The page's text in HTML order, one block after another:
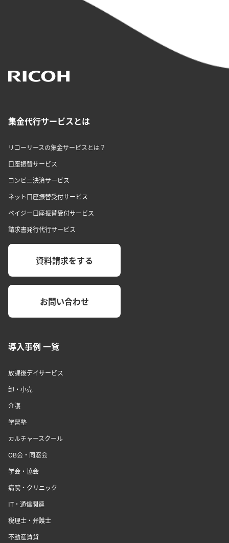
集金代行サービスとは
リコーリースの集金サービスとは？
口座振替サービス
コンビニ決済サービス
ネット口座振替受付サービス
ペイジー口座振替受付サービス
請求書発行代行サービス
資料請求をする
お問い合わせ
導入事例 一覧
放課後デイサービス
卸・小売
介護
学習塾
カルチャースクール
OB会・同窓会
学会・協会
病院・クリニック
IT・通信関連
税理士・弁護士
不動産賃貸